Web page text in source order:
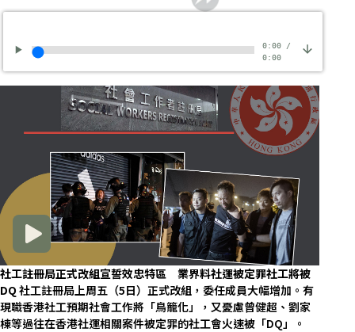
0:00/
0:00
社工註冊局正式改組宣誓效忠特區 業界料社運被定罪社工將被
DQ 社工註冊局上周五（5日）正式改組，委任成員大幅增加。有
現職香港社工預期社會工作將「鳥籠化」，又憂慮曾健超、劉家
棟等過往在香港社運相關案件被定罪的社工會火速被「DQ」。